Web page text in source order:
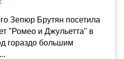
Зепюр Брутян посетила
"Ромео и Джульетта" в
гораздо большим